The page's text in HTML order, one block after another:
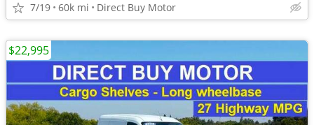
7/19 60k mi Direct Buy Motor
$22,995